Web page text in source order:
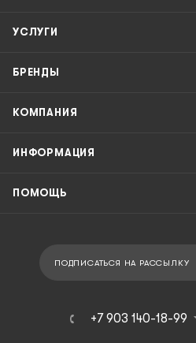
УСЛУГИ
БРЕНДЫ
КОМПАНИЯ
ИНФОРМАЦИЯ
ПОМОЩЬ
ПОДПИСАТЬСЯ НА РАССЫЛКУ
+7 903 140-18-99